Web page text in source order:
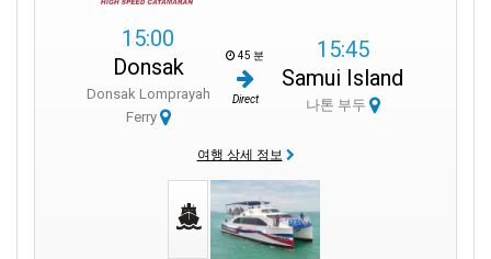
15:00
Donsak
Donsak Lomprayah
Ferry
45 분
Direct
15:45
Samui Island
나톤 부두
여행 상세 정보